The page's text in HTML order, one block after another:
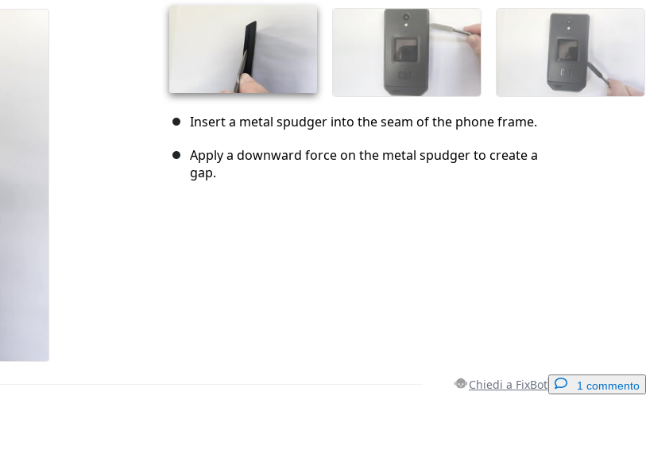
Insert a metal spudger into the seam of the phone frame.
Apply a downward force on the metal spudger to create a
gap.
Chiedi a FixBot 1 commento